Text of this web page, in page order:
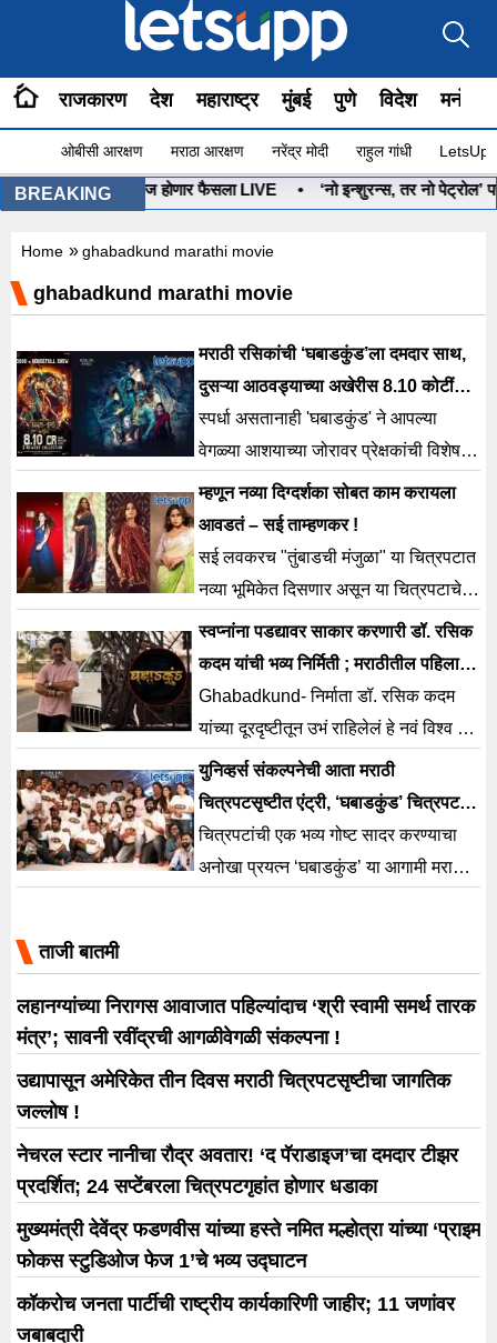
राजकारण देश महाराष्ट्र मुंबई पुणे विदेश
ओबीसी आरक्षण मराठा आरक्षण नरेंद्र मोदी राहुल गांधी
BREAKING
कोणाचा? आज होणार फैसला LIVE • ‘नो इन्शुरन्स, तर नो पेट्रोल’
Home »ghabadkund marathi movie
ghabadkund marathi movie
मराठी रसिकांची ‘घबाडकुंड’ला दमदार साथ,
दुसऱ्या आठवड्याच्या अखेरीस 8.10 कोटींची
कमाई
स्पर्धा असतानाही 'घबाडकुंड' ने आपल्या
वेगळ्या आशयाच्या जोरावर प्रेक्षकांची विशेष
पसंती मिळवत बॉक्स ऑफिसवर दमदार
कामगिरी नोंदवली आहे.
म्हणून नव्या दिग्दर्शका सोबत काम करायला
आवडतं – सई ताम्हणकर !
सई लवकरच "तुंबाडची मंजुळा" या चित्रपटात
नव्या भूमिकेत दिसणार असून या चित्रपटाचे
दिग्दर्शन नवोदित दिग्दर्शक विविध कोरगांवकर
यांनी केल आहे.
स्वप्नांना पडद्यावर साकार करणारी डॉ. रसिक
कदम यांची भव्य निर्मिती ; मराठीतील पहिला
सिनेमॅटिक युनिव्हर्स ‘घबाडकुंड’
Ghabadkund- निर्माता डॉ. रसिक कदम
यांच्या दूरदृष्टीतून उभं राहिलेलं हे नवं विश्व 19
जूनला प्रेक्षकांच्या भेटीला येत आहे.
युनिव्हर्स संकल्पनेची आता मराठी
चित्रपटसृष्टीत एंट्री, ‘घबाडकुंड’ चित्रपट
ठरणार मराठीतला पहिला युनिव्हर्स
चित्रपटांची एक भव्य गोष्ट सादर करण्याचा
अनोखा प्रयत्न ‘घबाडकुंड’ या आगामी मराठी
ताजी बातमी
लहानग्यांच्या निरागस आवाजात पहिल्यांदाच ‘श्री स्वामी समर्थ तारक
मंत्र’; सावनी रवींद्रची आगळीवेगळी संकल्पना !
उद्यापासून अमेरिकेत तीन दिवस मराठी चित्रपटसृष्टीचा जागतिक
जल्लोष !
नेचरल स्टार नानीचा रौद्र अवतार! ‘द पॅराडाइज’चा दमदार टीझर
प्रदर्शित; 24 सप्टेंबरला चित्रपटगृहांत होणार धडाका
मुख्यमंत्री देवेंद्र फडणवीस यांच्या हस्ते नमित मल्होत्रा यांच्या ‘प्राइम
फोकस स्टुडिओज फेज 1’चे भव्य उद्घाटन
कॉकरोच जनता पार्टीची राष्ट्रीय कार्यकारिणी जाहीर; 11 जणांवर
जबाबदारी